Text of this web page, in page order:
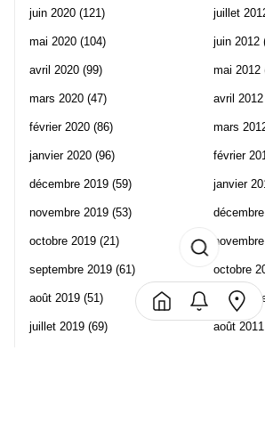
juin 2020 (121)
mai 2020 (104)
avril 2020 (99)
mars 2020 (47)
février 2020 (86)
janvier 2020 (96)
décembre 2019 (59)
novembre 2019 (53)
octobre 2019 (21)
septembre 2019 (61)
août 2019 (51)
juillet 2019 (69)
juillet
juin 2012
mai 2012
avril 2012
mars
février
janvier
octobre
août 2011